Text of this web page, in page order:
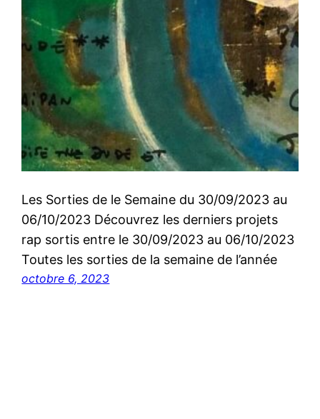
Les Sorties de le Semaine du 30/09/2023 au
06/10/2023 Découvrez les derniers projets
rap sortis entre le 30/09/2023 au 06/10/2023
Toutes les sorties de la semaine de l’année
octobre 6, 2023